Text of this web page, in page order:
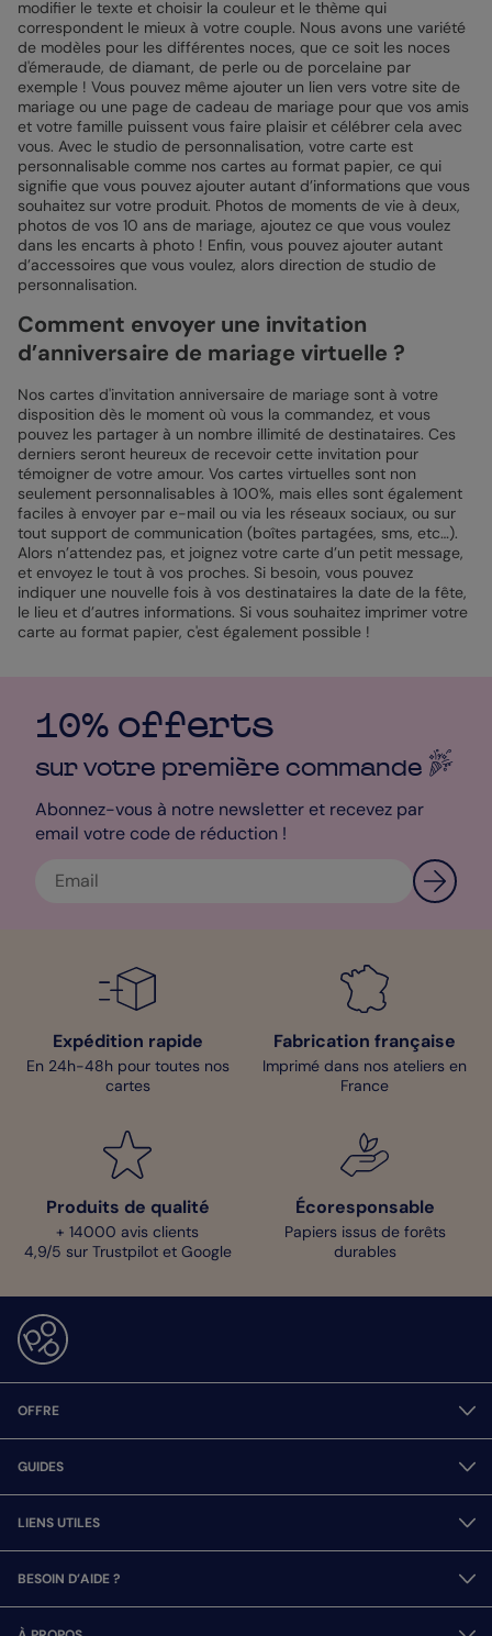
modifier le texte et choisir la couleur et le thème qui
correspondent le mieux à votre couple. Nous avons une variété
de modèles pour les différentes noces, que ce soit les noces
d'émeraude, de diamant, de perle ou de porcelaine par
exemple ! Vous pouvez même ajouter un lien vers votre site de
mariage ou une page de cadeau de mariage pour que vos amis
et votre famille puissent vous faire plaisir et célébrer cela avec
vous. Avec le studio de personnalisation, votre carte est
personnalisable comme nos cartes au format papier, ce qui
signifie que vous pouvez ajouter autant d’informations que vous
souhaitez sur votre produit. Photos de moments de vie à deux,
photos de vos 10 ans de mariage, ajoutez ce que vous voulez
dans les encarts à photo ! Enfin, vous pouvez ajouter autant
d’accessoires que vous voulez, alors direction de studio de
personnalisation.
Comment envoyer une invitation
d’anniversaire de mariage virtuelle ?
Nos cartes d'invitation anniversaire de mariage sont à votre
disposition dès le moment où vous la commandez, et vous
pouvez les partager à un nombre illimité de destinataires. Ces
derniers seront heureux de recevoir cette invitation pour
témoigner de votre amour. Vos cartes virtuelles sont non
seulement personnalisables à 100%, mais elles sont également
faciles à envoyer par e-mail ou via les réseaux sociaux, ou sur
tout support de communication (boîtes partagées, sms, etc…).
Alors n’attendez pas, et joignez votre carte d’un petit message,
et envoyez le tout à vos proches. Si besoin, vous pouvez
indiquer une nouvelle fois à vos destinataires la date de la fête,
le lieu et d’autres informations. Si vous souhaitez imprimer votre
carte au format papier, c'est également possible !
10% offerts
sur votre première commande
Abonnez-vous à notre newsletter et recevez par
email votre code de réduction !
Expédition rapide
En 24h-48h pour toutes nos
cartes
Fabrication française
Imprimé dans nos ateliers en
France
Produits de qualité
+ 14000 avis clients
4,9/5 sur Trustpilot et Google
Écoresponsable
Papiers issus de forêts
durables
OFFRE
GUIDES
LIENS UTILES
BESOIN D’AIDE ?